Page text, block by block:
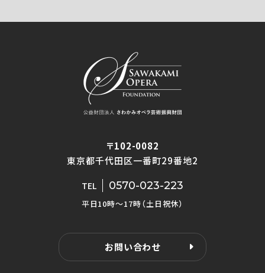
〒102-0082
東京都千代田区一番町29番地2
TEL 0570-023-223
平日10時〜17時（土日祝休）
お問い合わせ